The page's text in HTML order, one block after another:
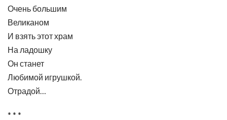
Очень большим
Великаном
И взять этот храм
На ладошку
Он станет
Любимой игрушкой.
Отрадой…
* * *